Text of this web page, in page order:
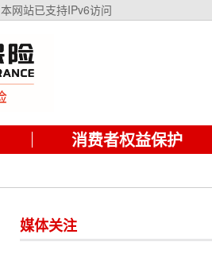
本网站已支持IPv6访问
消费者权益保护
媒体关注